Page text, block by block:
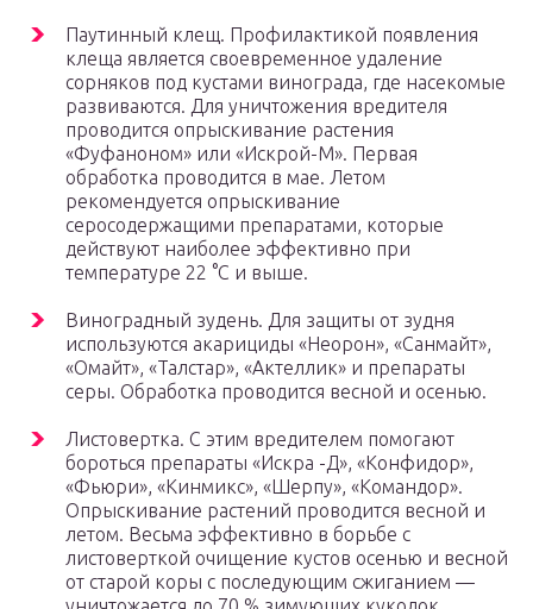
Паутинный клещ. Профилактикой появления
клеща является своевременное удаление
сорняков под кустами винограда, где насекомые
развиваются. Для уничтожения вредителя
проводится опрыскивание растения
«Фуфаноном» или «Искрой-М». Первая
обработка проводится в мае. Летом
рекомендуется опрыскивание
серосодержащими препаратами, которые
действуют наиболее эффективно при
температуре 22 °С и выше.
Виноградный зудень. Для защиты от зудня
используются акарициды «Неорон», «Санмайт»,
«Омайт», «Талстар», «Актеллик» и препараты
серы. Обработка проводится весной и осенью.
Листовертка. С этим вредителем помогают
бороться препараты «Искра -Д», «Конфидор»,
«Фьюри», «Кинмикс», «Шерпу», «Командор».
Опрыскивание растений проводится весной и
летом. Весьма эффективно в борьбе с
листоверткой очищение кустов осенью и весной
от старой коры с последующим сжиганием —